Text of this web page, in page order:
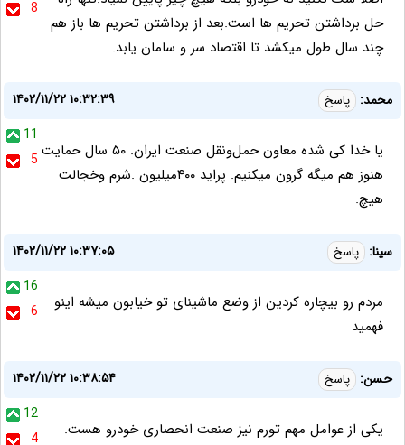
8
حل برداشتن تحریم ها است.بعد از برداشتن تحریم ها باز هم
چند سال طول میکشد تا اقتصاد سر و سامان یابد.
محمد: پاسخ
۱۴۰۲/۱۱/۲۲ ۱۰:۳۲:۳۹
11
5 یا خدا کی شده معاون حمل‌ونقل صنعت ایران. ۵۰ سال حمایت
هنوز هم میگه گرون میکنیم. پراید ۴۰۰میلیون .شرم وخجالت
هیچ.
سینا: پاسخ
۱۴۰۲/۱۱/۲۲ ۱۰:۳۷:۰۵
16
6
مردم رو بیچاره کردین از وضع ماشینای تو خیابون میشه اینو
فهمید
حسن: پاسخ
۱۴۰۲/۱۱/۲۲ ۱۰:۳۸:۵۴
12
4
یکی از عوامل مهم تورم نیز صنعت انحصاری خودرو هست.